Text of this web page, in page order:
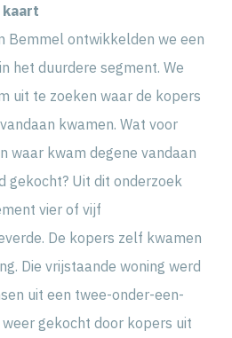
kaart
Bemmel ontwikkelden we een
het duurdere segment. We
uit te zoeken waar de kopers
kwamen. Wat voor
waar kwam degene vandaan
gekocht? Uit dit onderzoek
vier of vijf
De kopers zelf kwamen
Die vrijstaande woning werd
uit een twee-onder-een-
gekocht door kopers uit